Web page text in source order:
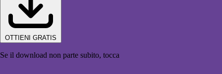
OTTIENI GRATIS
Se il download non parte subito, tocca